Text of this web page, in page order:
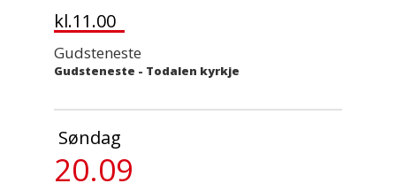
kl.11.00
Gudsteneste
Gudsteneste - Todalen kyrkje
Søndag
20.09